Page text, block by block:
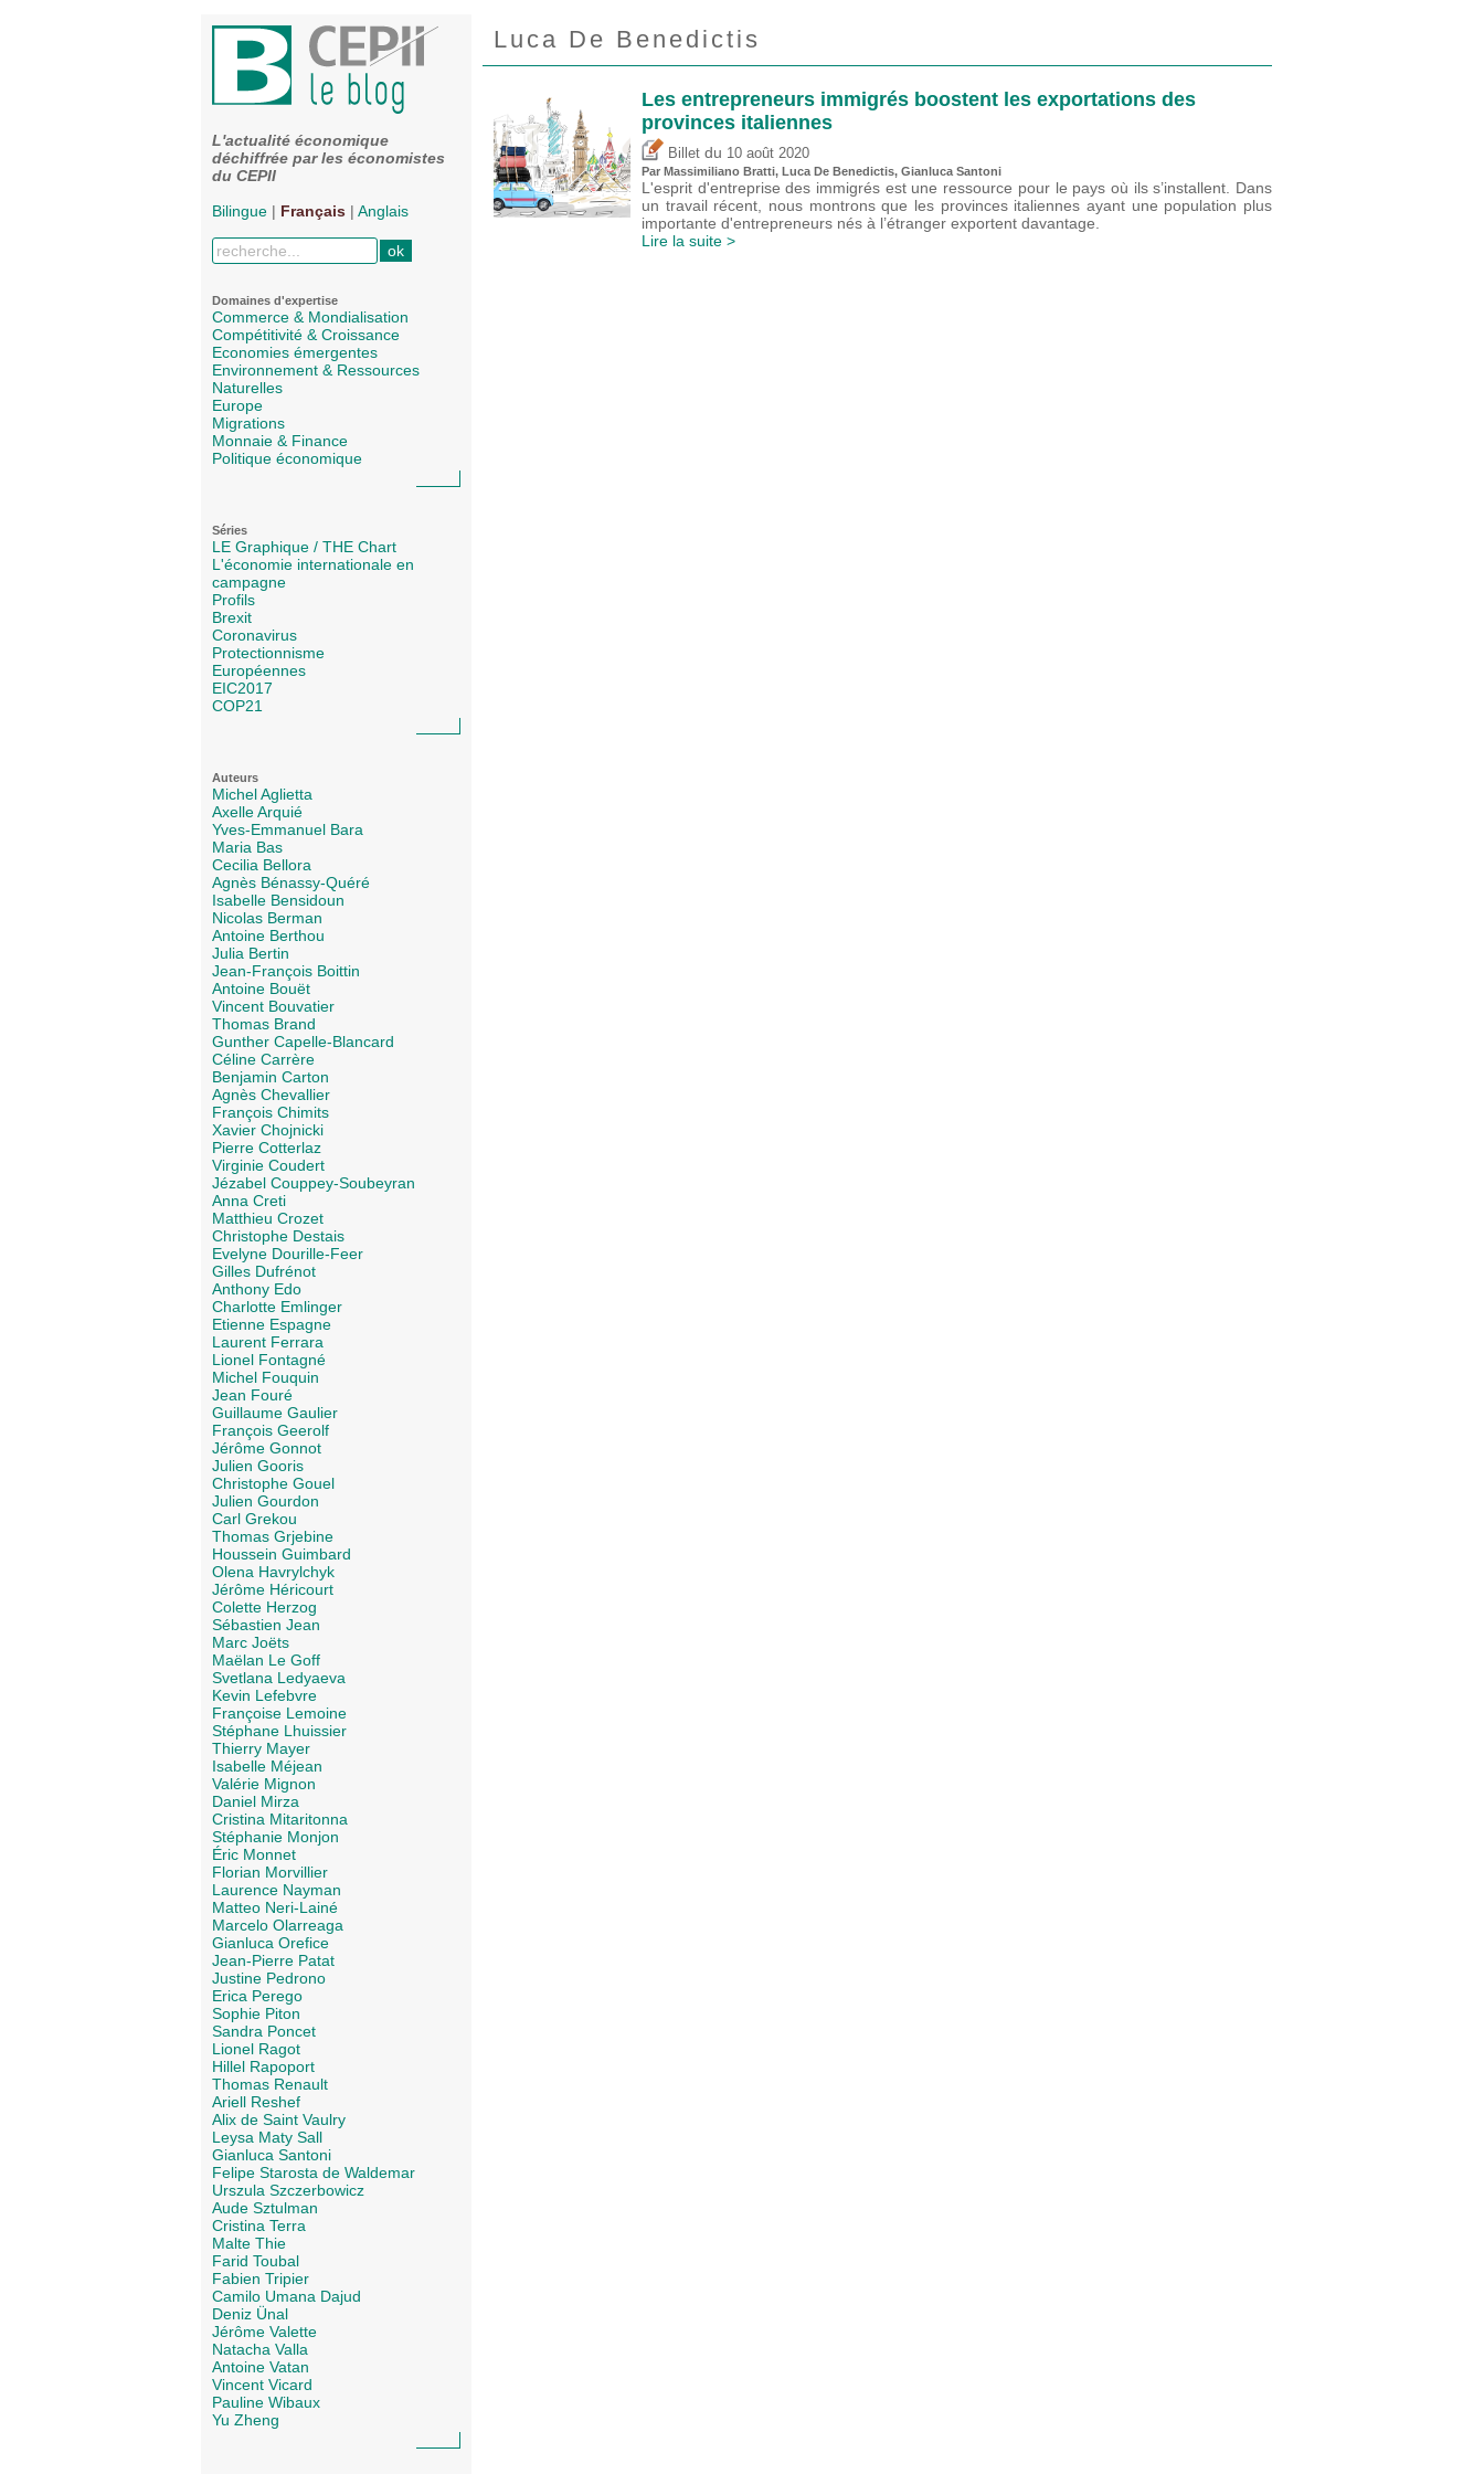
L'actualité économique
déchiffrée par les économistes
du CEPII
Bilingue | Français | Anglais
Domaines d'expertise
Commerce & Mondialisation
Compétitivité & Croissance
Economies émergentes
Environnement & Ressources
Naturelles
Europe
Migrations
Monnaie & Finance
Politique économique
Séries
LE Graphique / THE Chart
L'économie internationale en
campagne
Profils
Brexit
Coronavirus
Protectionnisme
Européennes
EIC2017
COP21
Auteurs
Michel Aglietta
Axelle Arquié
Yves-Emmanuel Bara
Maria Bas
Cecilia Bellora
Agnès Bénassy-Quéré
Isabelle Bensidoun
Nicolas Berman
Antoine Berthou
Julia Bertin
Jean-François Boittin
Antoine Bouët
Vincent Bouvatier
Thomas Brand
Gunther Capelle-Blancard
Céline Carrère
Benjamin Carton
Agnès Chevallier
François Chimits
Xavier Chojnicki
Pierre Cotterlaz
Virginie Coudert
Jézabel Couppey-Soubeyran
Anna Creti
Matthieu Crozet
Christophe Destais
Evelyne Dourille-Feer
Gilles Dufrénot
Anthony Edo
Charlotte Emlinger
Etienne Espagne
Laurent Ferrara
Lionel Fontagné
Michel Fouquin
Jean Fouré
Guillaume Gaulier
François Geerolf
Jérôme Gonnot
Julien Gooris
Christophe Gouel
Julien Gourdon
Carl Grekou
Thomas Grjebine
Houssein Guimbard
Olena Havrylchyk
Jérôme Héricourt
Colette Herzog
Sébastien Jean
Marc Joëts
Maëlan Le Goff
Svetlana Ledyaeva
Kevin Lefebvre
Françoise Lemoine
Stéphane Lhuissier
Thierry Mayer
Isabelle Méjean
Valérie Mignon
Daniel Mirza
Cristina Mitaritonna
Stéphanie Monjon
Éric Monnet
Florian Morvillier
Laurence Nayman
Matteo Neri-Lainé
Marcelo Olarreaga
Gianluca Orefice
Jean-Pierre Patat
Justine Pedrono
Erica Perego
Sophie Piton
Sandra Poncet
Lionel Ragot
Hillel Rapoport
Thomas Renault
Ariell Reshef
Alix de Saint Vaulry
Leysa Maty Sall
Gianluca Santoni
Felipe Starosta de Waldemar
Urszula Szczerbowicz
Aude Sztulman
Cristina Terra
Malte Thie
Farid Toubal
Fabien Tripier
Camilo Umana Dajud
Deniz Ünal
Jérôme Valette
Natacha Valla
Antoine Vatan
Vincent Vicard
Pauline Wibaux
Yu Zheng
Luca De Benedictis
Les entrepreneurs immigrés boostent les exportations des
provinces italiennes
Billet du 10 août 2020
Par Massimiliano Bratti, Luca De Benedictis, Gianluca Santoni
L'esprit d'entreprise des immigrés est une ressource pour le pays où ils s’installent. Dans
un travail récent, nous montrons que les provinces italiennes ayant une population plus
importante d'entrepreneurs nés à l’étranger exportent davantage.
Lire la suite >